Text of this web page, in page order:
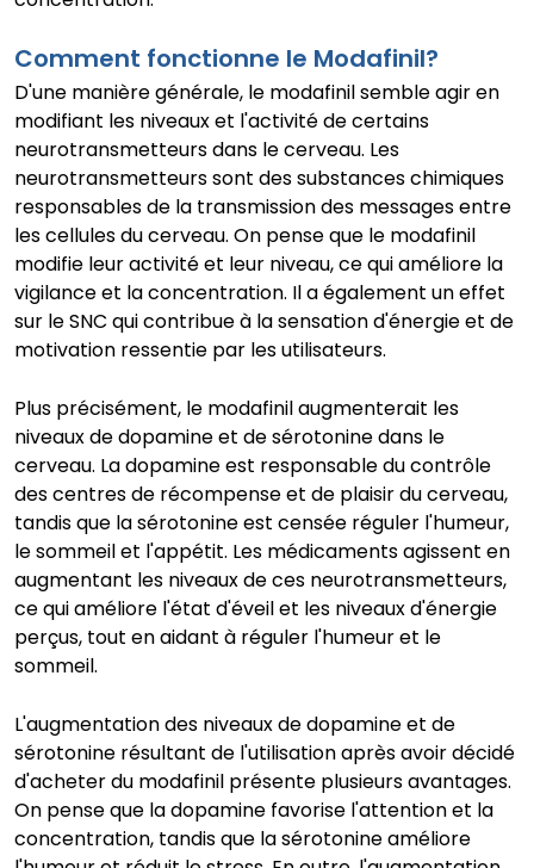
Comment fonctionne le Modafinil?
D'une manière générale, le modafinil semble agir en
modifiant les niveaux et l'activité de certains
neurotransmetteurs dans le cerveau. Les
neurotransmetteurs sont des substances chimiques
responsables de la transmission des messages entre
les cellules du cerveau. On pense que le modafinil
modifie leur activité et leur niveau, ce qui améliore la
vigilance et la concentration. Il a également un effet
sur le SNC qui contribue à la sensation d'énergie et de
motivation ressentie par les utilisateurs.
Plus précisément, le modafinil augmenterait les
niveaux de dopamine et de sérotonine dans le
cerveau. La dopamine est responsable du contrôle
des centres de récompense et de plaisir du cerveau,
tandis que la sérotonine est censée réguler l'humeur,
le sommeil et l'appétit. Les médicaments agissent en
augmentant les niveaux de ces neurotransmetteurs,
ce qui améliore l'état d'éveil et les niveaux d'énergie
perçus, tout en aidant à réguler l'humeur et le
sommeil.
L'augmentation des niveaux de dopamine et de
sérotonine résultant de l'utilisation après avoir décidé
d'acheter du modafinil présente plusieurs avantages.
On pense que la dopamine favorise l'attention et la
concentration, tandis que la sérotonine améliore